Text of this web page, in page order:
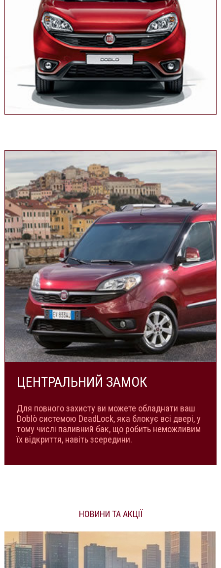
ЦЕНТРАЛЬНИЙ ЗАМОК
Для повного захисту ви можете обладнати ваш
Doblò системою DeadLock, яка блокує всі двері, у
тому числі паливний бак, що робить неможливим
їх відкриття, навіть зсередини.
НОВИНИ ТА АКЦІЇ